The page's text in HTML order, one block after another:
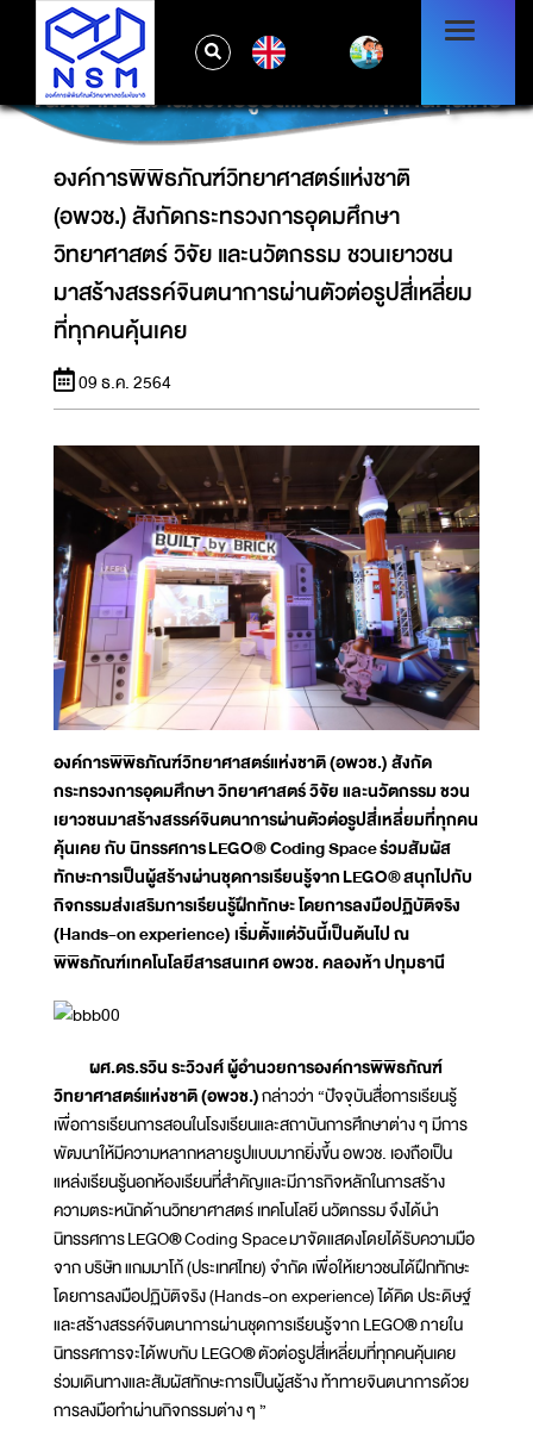
องค์การพิพิธภัณฑ์วิทยาศาสตร์แห่งชาติ (อพวช.)
สังกัดกระทรวงการอุดมศึกษา วิทยาศาสตร์ วิจัย
และนวัตกรรม ชวนเยาวชนมาสร้างสรรค์
จินตนาการผ่านตัวต่อรูปสี่เหลี่ยมที่ทุกคนคุ้นเคย
องค์การพิพิธภัณฑ์วิทยาศาสตร์แห่งชาติ
(อพวช.) สังกัดกระทรวงการอุดมศึกษา
วิทยาศาสตร์ วิจัย และนวัตกรรม ชวนเยาวชน
มาสร้างสรรค์จินตนาการผ่านตัวต่อรูปสี่เหลี่ยม
ที่ทุกคนคุ้นเคย
09 ธ.ค. 2564
องค์การพิพิธภัณฑ์วิทยาศาสตร์แห่งชาติ (อพวช.) สังกัด
กระทรวงการอุดมศึกษา วิทยาศาสตร์ วิจัย และนวัตกรรม ชวน
เยาวชนมาสร้างสรรค์จินตนาการผ่านตัวต่อรูปสี่เหลี่ยมที่ทุกคน
คุ้นเคย กับ นิทรรศการLEGO® Coding Spaceร่วมสัมผัส
ทักษะการเป็นผู้สร้างผ่านชุดการเรียนรู้จากLEGO®สนุกไปกับ
กิจกรรมส่งเสริมการเรียนรู้ฝึกทักษะ โดยการลงมือปฏิบัติจริง
(Hands-on experience) เริ่มตั้งแต่วันนี้เป็นต้นไป ณ
พิพิธภัณฑ์เทคโนโลยีสารสนเทศ อพวช. คลองห้า ปทุมธานี
ผศ.ดร.รวิน ระวิวงศ์ ผู้อำนวยการองค์การพิพิธภัณฑ์
วิทยาศาสตร์แห่งชาติ (อพวช.)กล่าวว่า “ปัจจุบันสื่อการเรียนรู้
เพื่อการเรียนการสอนในโรงเรียนและสถาบันการศึกษาต่าง ๆ มีการ
พัฒนาให้มีความหลากหลายรูปแบบมากยิ่งขึ้น อพวช. เองถือเป็น
แหล่งเรียนรู้นอกห้องเรียนที่สำคัญและมีภารกิจหลักในการสร้าง
ความตระหนักด้านวิทยาศาสตร์ เทคโนโลยี นวัตกรรม จึงได้นำ
นิทรรศการ LEGO®Coding Space มาจัดแสดงโดยได้รับความมือ
จาก บริษัท แกมมาโก้ (ประเทศไทย) จำกัด เพื่อให้เยาวชนได้ฝึกทักษะ
โดยการลงมือปฏิบัติจริง (Hands-on experience) ได้คิด ประดิษฐ์
และสร้างสรรค์จินตนาการผ่านชุดการเรียนรู้จาก LEGO®ภายใน
นิทรรศการจะได้พบกับ LEGO®ตัวต่อรูปสี่เหลี่ยมที่ทุกคนคุ้นเคย
ร่วมเดินทางและสัมผัสทักษะการเป็นผู้สร้าง ท้าทายจินตนาการด้วย
การลงมือทำผ่านกิจกรรมต่าง ๆ ”